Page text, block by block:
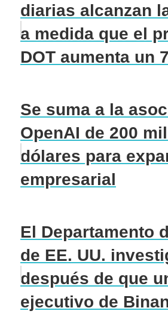
diarias alcanzan
a medida que el
DOT aumenta un
Se suma a la
OpenAI de 200
dólares para
empresarial
El Departamento
de EE. UU.
después de que
ejecutivo de